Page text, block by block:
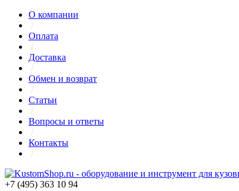
О компании
/
Оплата
/
Доставка
/
Обмен и возврат
/
Статьи
/
Вопросы и ответы
/
Контакты
/
+7 (495) 363 10 94